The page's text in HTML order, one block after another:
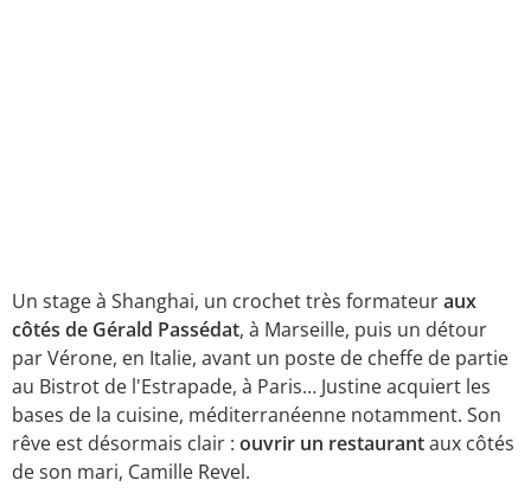
Un stage à Shanghai, un crochet très formateuraux
côtés de Gérald Passédat, à Marseille, puis un détour
par Vérone, en Italie, avant un poste de cheffe de partie
au Bistrot de l'Estrapade, à Paris… Justine acquiert les
bases de la cuisine, méditerranéenne notamment. Son
rêve est désormais clair : ouvrir un restaurantaux côtés
de son mari, Camille Revel.